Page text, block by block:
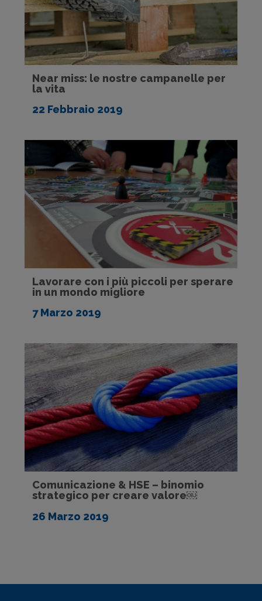
Near miss: le nostre campanelle per
la vita
22 Febbraio 2019
Lavorare con i più piccoli per sperare
in un mondo migliore
7 Marzo 2019
Comunicazione & HSE – binomio
strategico per creare valore￼
26 Marzo 2019